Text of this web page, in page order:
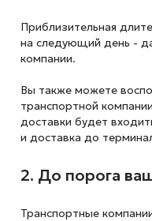
Приблизительная
на следующий день -
компании.
Вы также можете
транспортной
доставки будет
и доставка до
2. До порога
Транспортные